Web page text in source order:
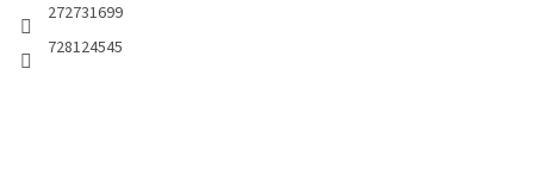
272731699
728124545